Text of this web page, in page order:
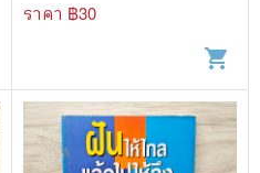
ราคา ฿30
shopping_cart